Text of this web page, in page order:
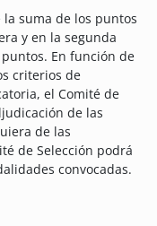
suma de los puntos
y en la segunda
En función de
criterios de
el Comité de
de las
de las
de Selección podrá
convocadas.